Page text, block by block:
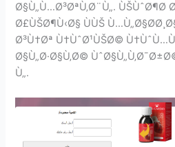
Ø§Ù„Ù…Ø³ØªÙ‚Ø¨Ù„. ÙŠÙˆØ¶Ø­
Ø£ÙŠØ¶Ù‹Ø§ ÙÙŠ
Ø³Ù†Øª Ù†ÙˆØ¹ÙŠØ©
Ø§Ù„Ø·Ø§Ù‚Ø©
Ù„.